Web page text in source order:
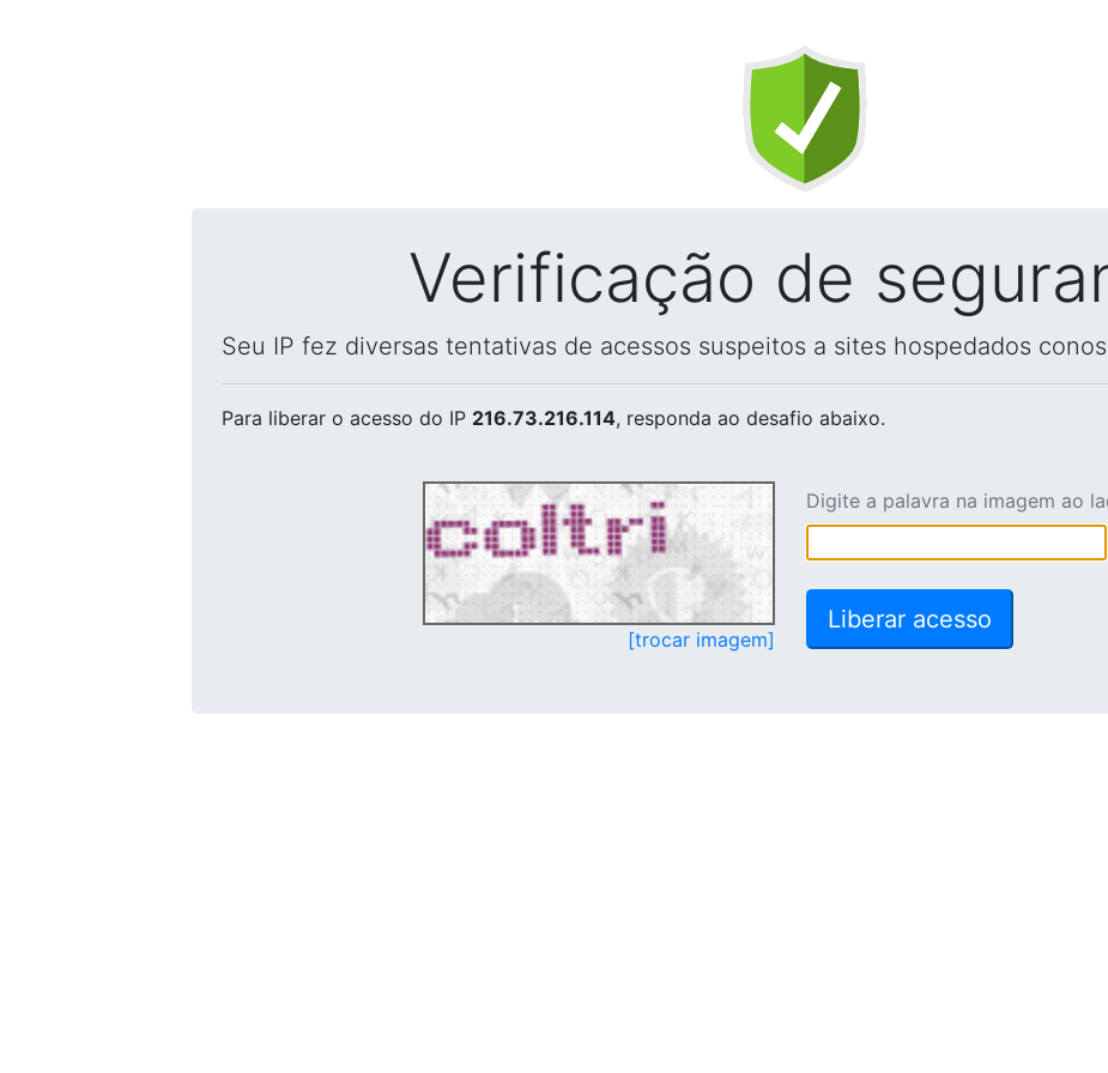
Verificação de
Seu IP fez diversas tentativas de acessos suspeitos a sites hospedados
Para liberar o acesso do IP 216.73.216.114, responda ao desafio abaixo.
[trocar imagem]
Digite a palavra na imagem ao